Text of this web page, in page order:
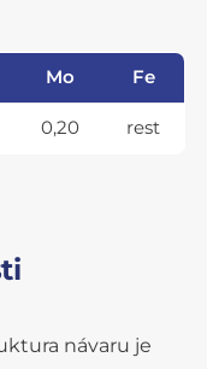
Mo Fe
0,20 rest
návaru je